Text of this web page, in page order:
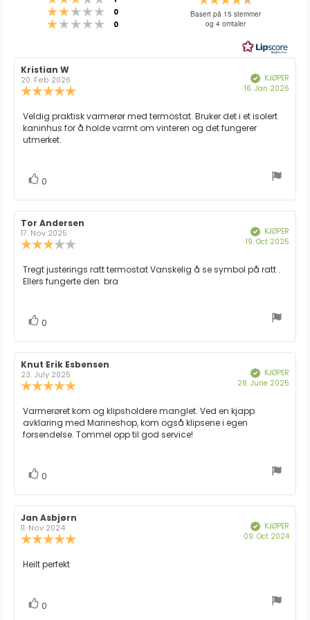
Karakter: 2 av 5 mulige
0
Karakter: 1 av 5 mulige
0
4.7
5
mulige
Basert på 15 stemmer
og 4 omtaler
Forfatter:
Kristian W
20. Feb 2026
av
5
mulige
Verifisert
KJØPER
16. Jan 2026
Omtaletekst:
Veldig praktisk varmerør med termostat. Bruker det i et isolert
kaninhus for å holde varmt om vinteren og det fungerer
utmerket.
Liker
0
Forfatter:
Tor Andersen
17. Nov 2025
av
5
mulige
Verifisert
KJØPER
19. Oct 2025
Omtaletekst:
Tregt justerings ratt termostat Vanskelig å se symbol på ratt .
Ellers fungerte den bra
Liker
0
Forfatter:
Knut Erik Esbensen
23. July 2025
av
5
mulige
Verifisert
KJØPER
28. June 2025
Omtaletekst:
Varmerøret kom og klipsholdere manglet. Ved en kjapp
avklaring med Marineshop, kom også klipsene i egen
forsendelse. Tommel opp til god service!
Liker
0
Forfatter:
Jan Asbjørn
11. Nov 2024 Verifisert
KJØPER
09. Oct 2024
Omtaletekst:
Heilt perfekt
Liker
0